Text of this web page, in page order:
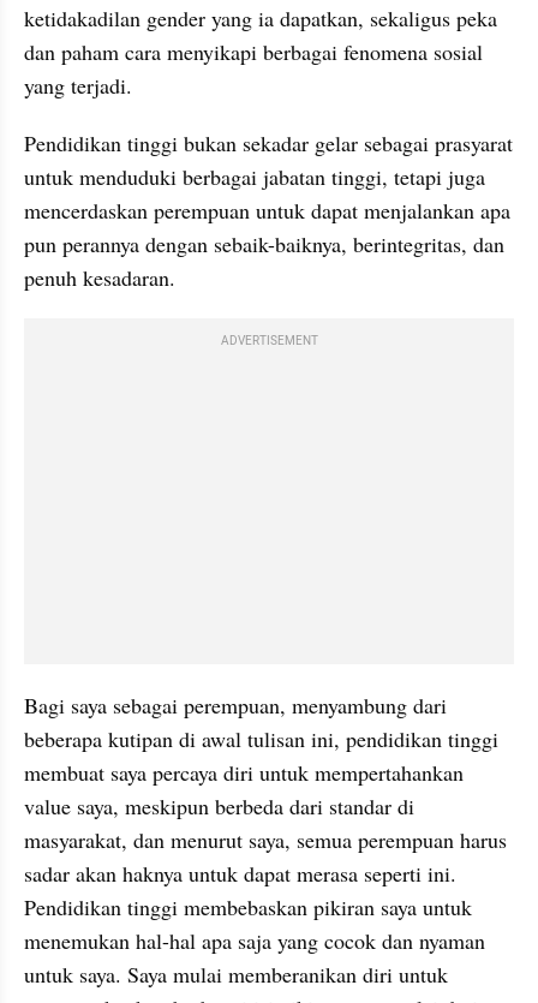
ketidakadilan gender yang ia dapatkan, sekaligus peka
dan paham cara menyikapi berbagai fenomena sosial
yang terjadi.
Pendidikan tinggi bukan sekadar gelar sebagai prasyarat
untuk menduduki berbagai jabatan tinggi, tetapi juga
mencerdaskan perempuan untuk dapat menjalankan apa
pun perannya dengan sebaik-baiknya, berintegritas, dan
penuh kesadaran.
ADVERTISEMENT
Bagi saya sebagai perempuan, menyambung dari
beberapa kutipan di awal tulisan ini, pendidikan tinggi
membuat saya percaya diri untuk mempertahankan
value saya, meskipun berbeda dari standar di
masyarakat, dan menurut saya, semua perempuan harus
sadar akan haknya untuk dapat merasa seperti ini.
Pendidikan tinggi membebaskan pikiran saya untuk
menemukan hal-hal apa saja yang cocok dan nyaman
untuk saya. Saya mulai memberanikan diri untuk